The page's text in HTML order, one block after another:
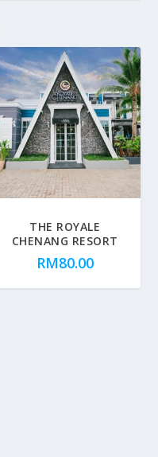
THE ROYALE
CHENANG RESORT
RM80.00